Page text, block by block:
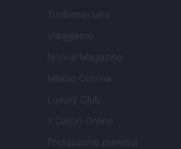
Tuobenessere
Viaggiamo
Nonne Magazine
Milano Cortina
Luxury Club
Il Calcio Online
Professione mamma